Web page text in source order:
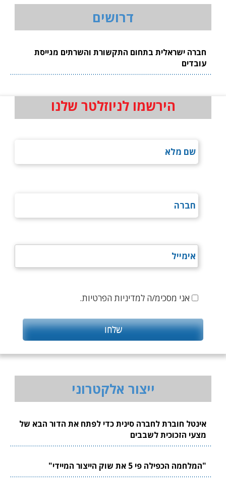
דרושים
חברה ישראלית בתחום התקשורת והשרתים מגייסת
עובדים
הירשמו לניוזלטר שלנו
אני מסכימ/ה למדיניות הפרטיות.
ייצור אלקטרוני
אינטל חוברת לחברה סינית כדי לפתח את הדור הבא של
מצעי הזכוכית לשבבים
"המלחמה הכפילה פי 5 את שוק הייצור המיידי"